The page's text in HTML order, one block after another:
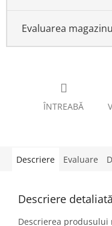
Evaluarea
ÎNTREABĂ
Descriere Evaluare
Descriere
Descrierea